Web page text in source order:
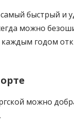
быстрый и
можно
каждым годом
можно